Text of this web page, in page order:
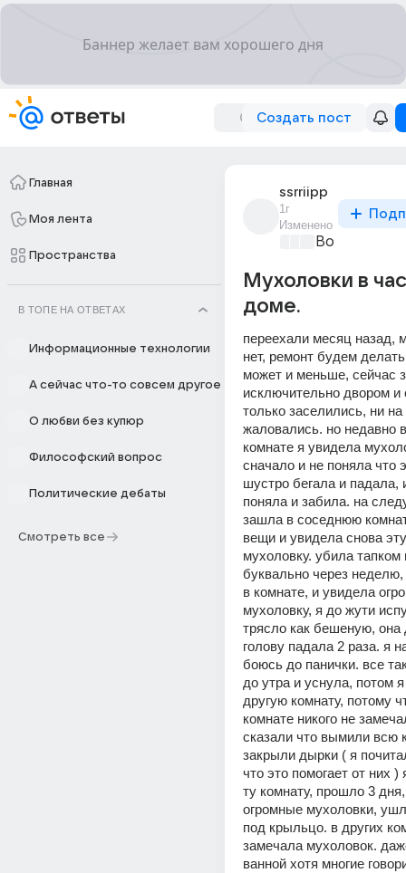
Создать пост
Главная
Моя лента
Пространства
В ТОПЕ НА ОТВЕТАХ
Информационные технологии
А сейчас что-то совсем другое
О любви без купюр
Философский вопрос
Политические дебаты
Смотреть все
ssrriipp
1г
Изменено
Вопросы о
Мухоловки в
доме.
переехали месяц назад,
нет, ремонт будем
может и меньше, сейчас
исключительно двором и
только заселились, ни на
жаловались. но недавно
комнате я увидела
сначало и не поняла что
шустро бегала и падала,
поняла и забила. на
зашла в соседнюю
вещи и увидела снова
мухоловку. убила тапком
буквально через
в комнате, и увидела
мухоловку, я до жути
трясло как бешеную, она
голову падала 2 раза. я
боюсь до панички. все
до утра и уснула, потом
другую комнату, потому
комнате никого не
сказали что вымили всю
закрыли дырки ( я
что это помогает от них
ту комнату, прошло 3
огромные мухоловки,
под крыльцо. в других
замечала мухоловок.
ванной хотя многие